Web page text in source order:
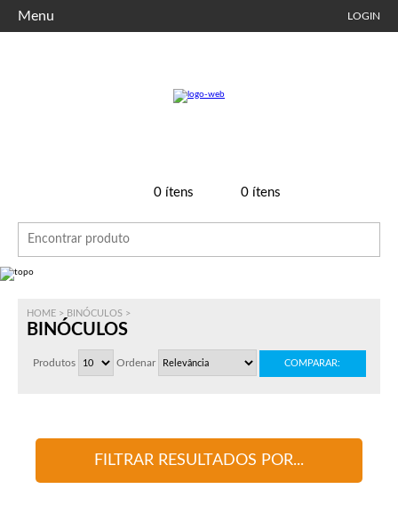
Menu LOGIN
0ítens 0ítens
HOME > BINÓCULOS >
BINÓCULOS
Produtos Ordenar COMPARAR:
FILTRAR RESULTADOS POR...